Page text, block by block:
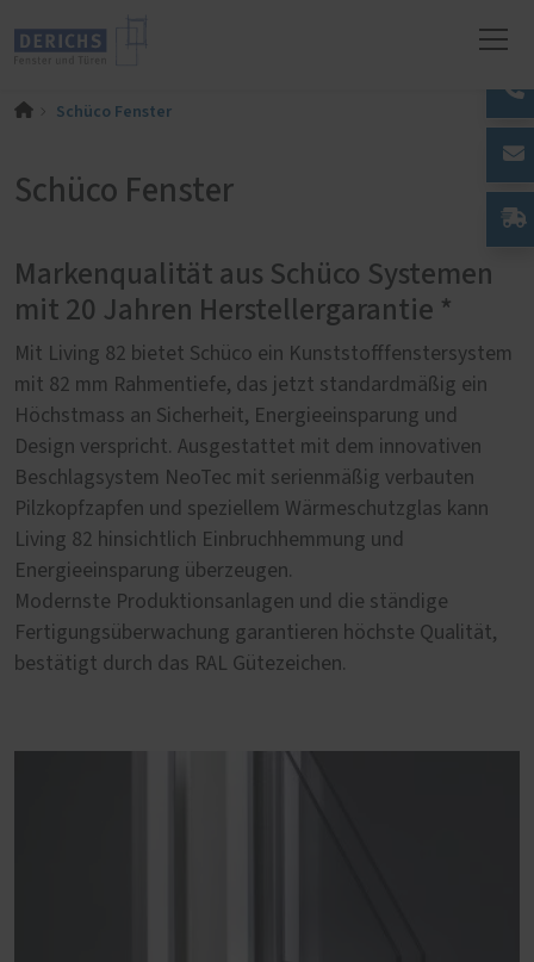
Schüco Fenster
Schüco Fenster
Markenqualität aus Schüco Systemen
mit 20 Jahren Herstellergarantie *
Mit Living 82 bietet Schüco ein Kunststofffenstersystem
mit 82 mm Rahmentiefe, das jetzt standardmäßig ein
Höchstmass an Sicherheit, Energieeinsparung und
Design verspricht. Ausgestattet mit dem innovativen
Beschlagsystem NeoTec mit serienmäßig verbauten
Pilzkopfzapfen und speziellem Wärmeschutzglas kann
Living 82 hinsichtlich Einbruchhemmung und
Energieeinsparung überzeugen.
Modernste Produktionsanlagen und die ständige
Fertigungsüberwachung garantieren höchste Qualität,
bestätigt durch das RAL Gütezeichen.